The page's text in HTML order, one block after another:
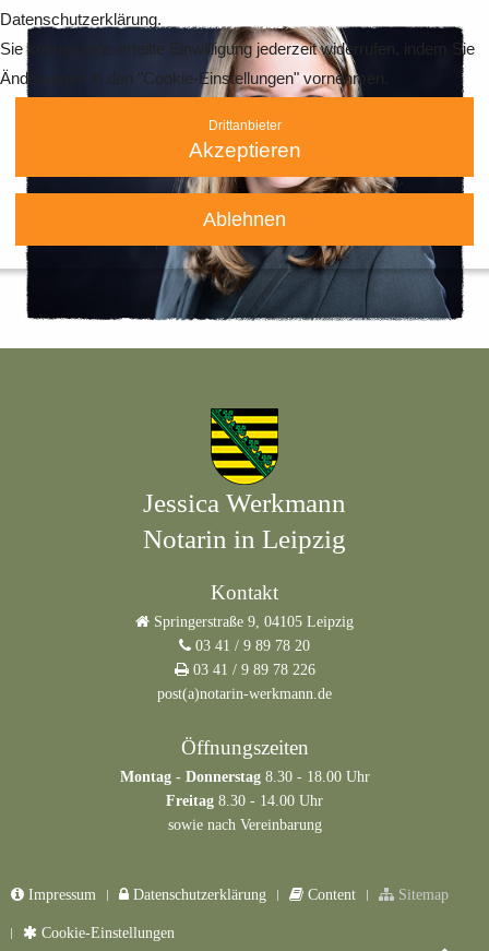
Jessica Werkmann
Notarin in Leipzig
Kontakt
Springerstraße 9, 04105 Leipzig
03 41 / 9 89 78 20
03 41 / 9 89 78 226
post(a)notarin-werkmann.de
Öffnungszeiten
Montag - Donnerstag8.30 - 18.00 Uhr
Freitag 8.30 - 14.00 Uhr
sowie nach Vereinbarung
Impressum Datenschutzerklärung Content Sitemap
Cookie-Einstellungen
Datenschutzerklärung.
Sie können eine erteilte Einwilligung jederzeit widerrufen, indem Sie
Änderungen in den "Cookie-Einstellungen" vornehmen.
Drittanbieter
Akzeptieren
Ablehnen
Datenschutzerklärung |Impressum